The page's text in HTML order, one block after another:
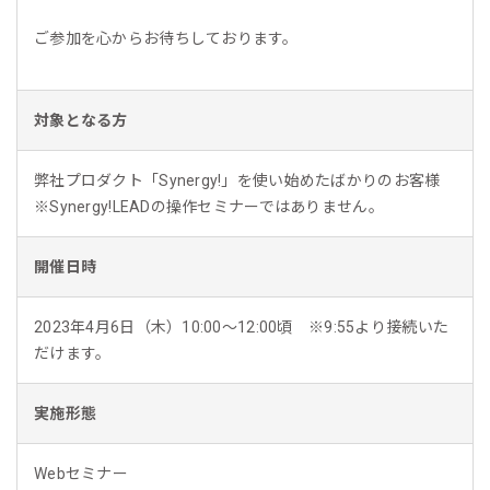
ご参加を心からお待ちしております。
対象となる方
弊社プロダクト「Synergy!」を使い始めたばかりのお客様
※Synergy!LEADの操作セミナーではありません。
開催日時
2023年4月6日（木）10:00～12:00頃 ※9:55より接続いた
だけます。
実施形態
Webセミナー